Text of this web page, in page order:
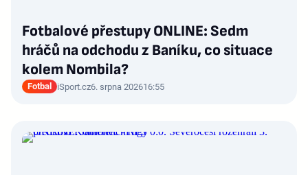
Fotbalové přestupy ONLINE: Sedm
hráčů na odchodu z Baníku, co situace
kolem Nombila?
Fotbal iSport.cz6. srpna 202616:55